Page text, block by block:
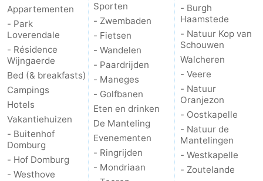
Appartementen
- Park
Loverendale
- Résidence
Wijngaerde
Bed (& breakfasts)
Campings
Hotels
Vakantiehuizen
- Buitenhof
Domburg
- Hof Domburg
- Westhove
Sporten
- Zwembaden
- Fietsen
- Wandelen
- Paardrijden
- Maneges
- Golfbanen
Eten en drinken
De Manteling
Evenementen
- Ringrijden
- Mondriaan
- Burgh
Haamstede
- Natuur Kop van
Schouwen
Walcheren
- Veere
- Natuur
Oranjezon
- Oostkapelle
- Natuur de
Mantelingen
- Westkapelle
- Zoutelande